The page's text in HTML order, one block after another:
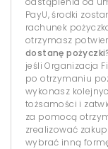
PayU, środki
rachunek
otrzymasz
dostanę
jeśli Organizacja
po otrzymaniu
wykonasz
tożsamości i
za pomocą
zrealizować
wybrać inną